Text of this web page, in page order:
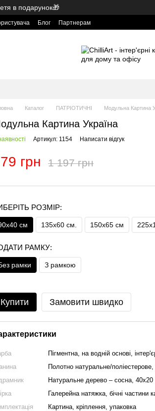
в подарунок🎁
Блог Партнерам
Каталог ПАТРІОТИЧНІ Модульна Картина
Картина Україна
Артикул: 1154 Написати відгук
грн 1 197 грн
РОЗМІР:
см 135х60 см. 150х65 см
РАМКУ:
рамки З рамкою
Купити Замовити швидко
Пігментна, на водній основі,
Полотно натуральне/
Натуральне дерево – сосна,
Галерейна натяжка, бічні частини
Картина, кріплення, упаковка